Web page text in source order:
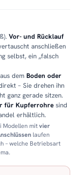
Vor- und Rücklauf
anschließen
selbst, ein „falsch
dem Boden oder
– Sie drehen ihn
ganz gerade sitzen.
für Kupferrohre sind
erhältlich.
Modellen mitvier
laufen
– welche Betriebsart